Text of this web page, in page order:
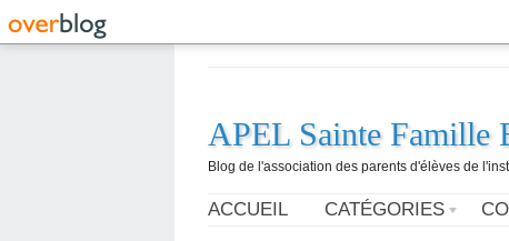
APEL Sainte Famille
Blog de l'association des parents d'élèves de
ACCUEIL CATÉGORIES